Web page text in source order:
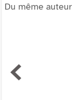
Du même auteur